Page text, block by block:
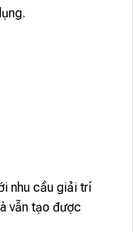
nhu cầu giải trí
vẫn tạo được